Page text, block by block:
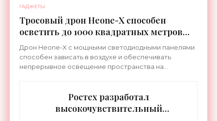
ГАДЖЕТЫ
Тросовый дрон Heone-X способен
осветить до 1000 квадратных метров
земли - «Беспилотники»
Дрон Heone-X с мощными светодиодными панелями
способен зависать в воздухе и обеспечивать
непрерывное освещение пространства на
Ростех разработал
высокочувствительный